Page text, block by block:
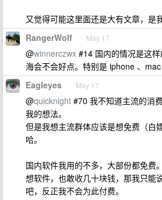
又觉得可能这里面还是大有文章，是
RangerWolf May 17
@winnerczwx #14 国内的情况是这
海会不会好点。特别是 iphone 、
Eagleyes May 17
@quicknight #70 我不知道主流的消
我的想法。
但是我想主流群体应该是想免费（白
哈。
国内软件我用的不多，大部份都免费
想软件，也敢收几十块钱，那我只能
吧，反正我不会为此付费。